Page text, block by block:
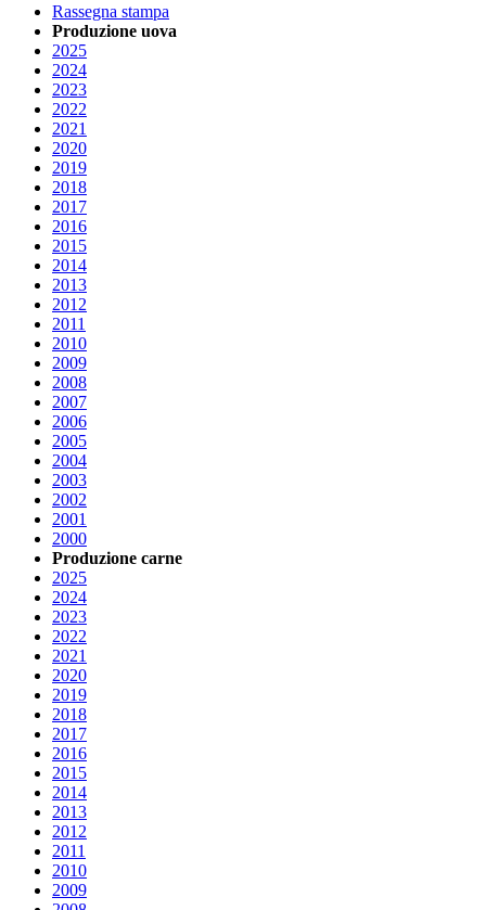
Rassegna stampa
Produzione uova
2025
2024
2023
2022
2021
2020
2019
2018
2017
2016
2015
2014
2013
2012
2011
2010
2009
2008
2007
2006
2005
2004
2003
2002
2001
2000
Produzione carne
2025
2024
2023
2022
2021
2020
2019
2018
2017
2016
2015
2014
2013
2012
2011
2010
2009